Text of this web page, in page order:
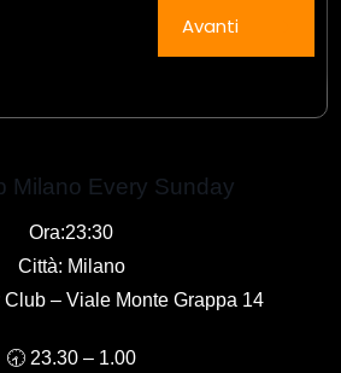
Avanti
Milano Every Sunday
Ora:23:30
Città: Milano
Club – Viale Monte Grappa 14
🕣 23.30 – 1.00